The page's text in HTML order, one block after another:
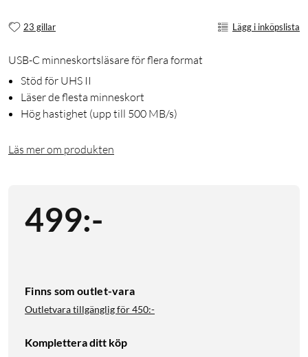
23 gillar Lägg i inköpslista
USB-C minneskortsläsare för flera format
Stöd för UHS II
Läser de flesta minneskort
Hög hastighet (upp till 500 MB/s)
Läs mer om produkten
499:-
Finns som outlet-vara
Outletvara tillgänglig för450:-
Komplettera ditt köp